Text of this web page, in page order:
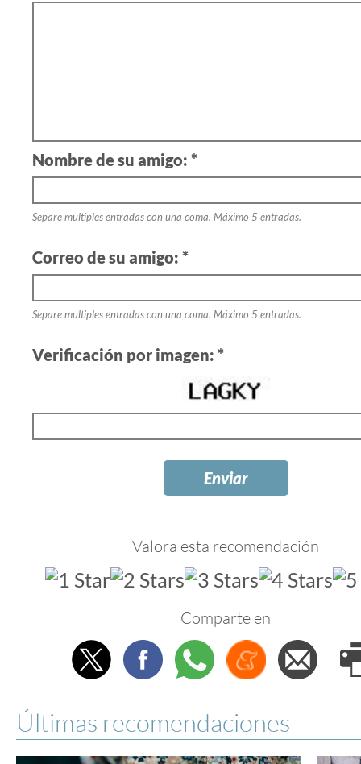
Nombre de su amigo: *
Separe multiples entradas con una coma. Máximo 5 entradas.
Correo de su amigo: *
Separe multiples entradas con una coma. Máximo 5 entradas.
Verificación por imagen: *
Valora esta recomendación
Comparte en
TwitterFacebookWhatsappMenéame
Últimas recomendaciones